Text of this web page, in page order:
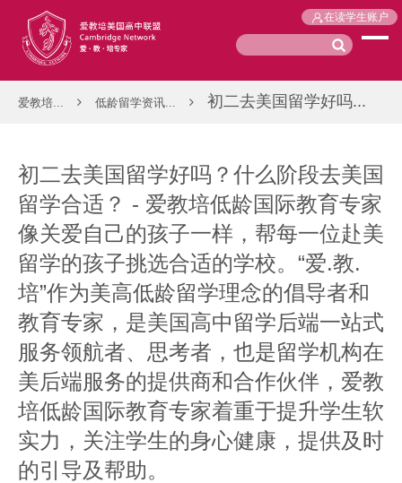
在读学生账户
爱教培... 低龄留学资讯... 初二去美国留学好吗...
初二去美国留学好吗？什么阶段去美国
留学合适？ - 爱教培低龄国际教育专家
像关爱自己的孩子一样，帮每一位赴美
留学的孩子挑选合适的学校。“爱.教.
培”作为美高低龄留学理念的倡导者和
教育专家，是美国高中留学后端一站式
服务领航者、思考者，也是留学机构在
美后端服务的提供商和合作伙伴，爱教
培低龄国际教育专家着重于提升学生软
实力，关注学生的身心健康，提供及时
的引导及帮助。